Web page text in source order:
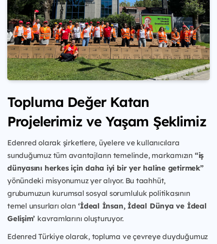
Topluma Değer Katan
Projelerimiz ve Yaşam Şeklimiz
Edenred olarak şirketlere, üyelere ve kullanıcılara
sunduğumuz tüm avantajların temelinde, markamızın “iş
dünyasını herkes için daha iyi bir yer haline getirmek”
yönündeki misyonumuz yer alıyor. Bu taahhüt,
grubumuzun kurumsal sosyal sorumluluk politikasının
temel unsurları olan ‘İdeal İnsan, İdeal Dünya ve İdeal
Gelişim’ kavramlarını oluşturuyor.
Edenred Türkiye olarak, topluma ve çevreye duyduğumuz